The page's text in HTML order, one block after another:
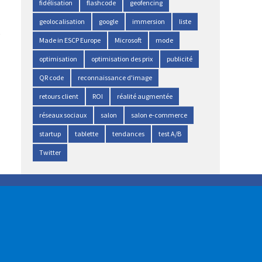
fidélisation flashcode geofencing
geolocalisation google immersion liste
Made in ESCP Europe Microsoft mode
optimisation optimisation des prix publicité
QR code reconnaissance d'image
retours client ROI réalité augmentée
réseaux sociaux salon salon e-commerce
startup tablette tendances test A/B
Twitter